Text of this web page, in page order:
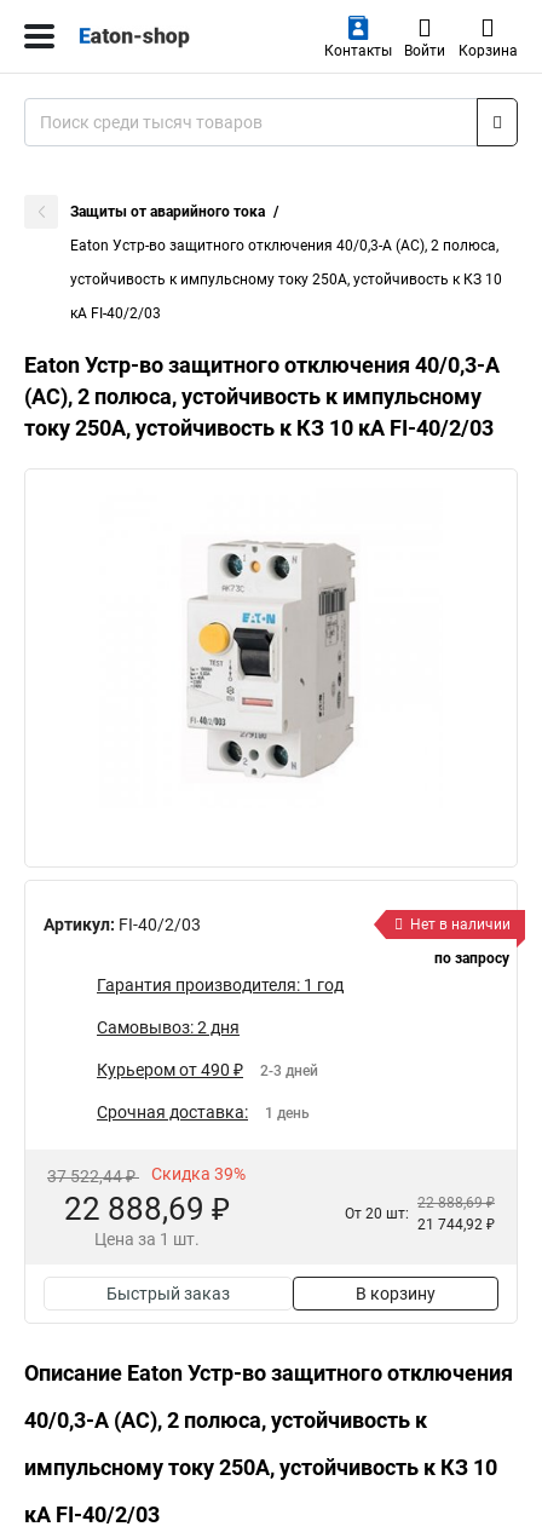
Контакты Войти Корзина
Защиты от аварийного тока
Eaton Устр-во защитного отключения 40/0,3-А (AC), 2 полюса,
устойчивость к импульсному току 250А, устойчивость к КЗ 10
кА FI-40/2/03
Eaton Устр-во защитного отключения 40/0,3-А
(AC), 2 полюса, устойчивость к импульсному
току 250А, устойчивость к КЗ 10 кА FI-40/2/03
Артикул: FI-40/2/03
Нет в наличии
по запросу
Гарантия производителя: 1 год
Самовывоз: 2 дня
Курьером от 490 ₽ 2-3 дней
Срочная доставка: 1 день
37 522,44 ₽ Скидка 39%
22 888,69 ₽
Цена за 1 шт.
От 20 шт:
22 888,69 ₽
21 744,92 ₽
Быстрый заказ В корзину
Описание Eaton Устр-во защитного отключения
40/0,3-А (AC), 2 полюса, устойчивость к
импульсному току 250А, устойчивость к КЗ 10
кА FI-40/2/03